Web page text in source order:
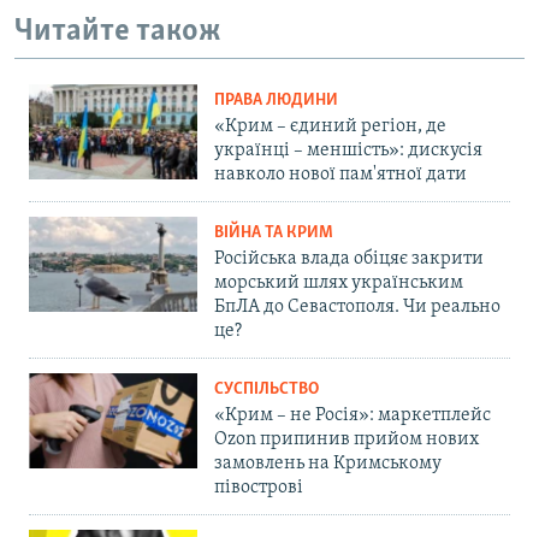
Читайте також
ПРАВА ЛЮДИНИ
«Крим – єдиний регіон, де
українці – меншість»: дискусія
навколо нової пам'ятної дати
ВІЙНА ТА КРИМ
Російська влада обіцяє закрити
морський шлях українським
БпЛА до Севастополя. Чи реально
це?
СУСПІЛЬСТВО
«Крим – не Росія»: маркетплейс
Ozon припинив прийом нових
замовлень на Кримському
півострові